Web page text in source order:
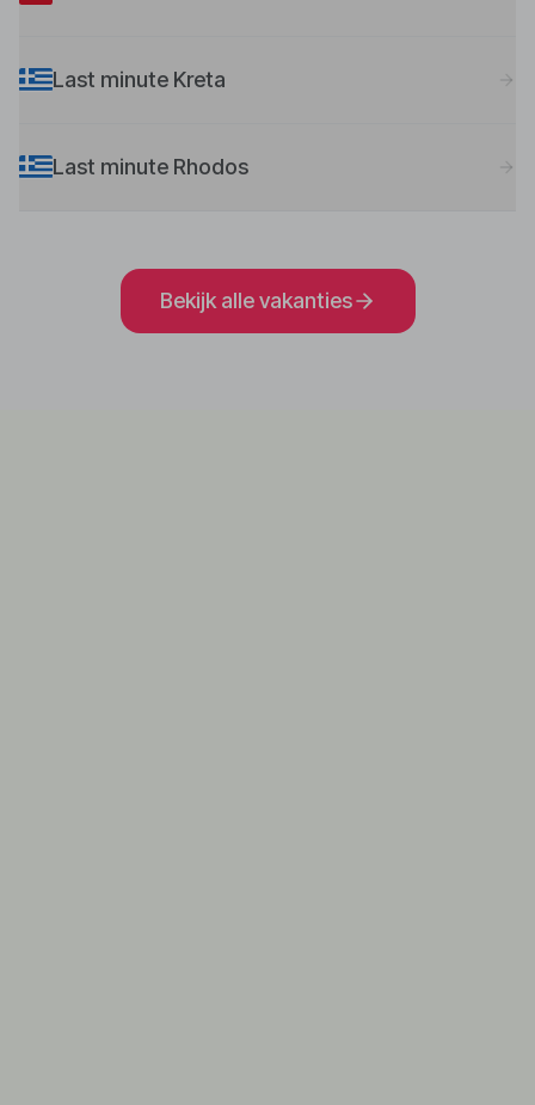
Last minute Kreta
Last minute Rhodos
Bekijk alle vakanties